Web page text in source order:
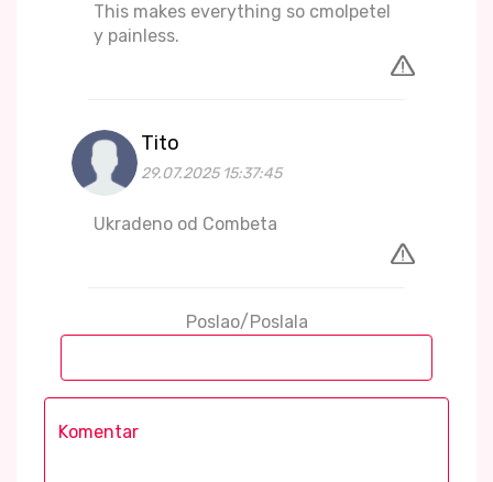
This makes everything so cmolpetel
y painless.
Tito
29.07.2025 15:37:45
Ukradeno od Combeta
Poslao/Poslala